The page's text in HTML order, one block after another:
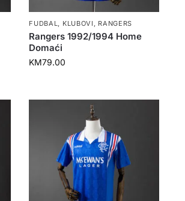
FUDBAL KLUBOVI RANGERS
Rangers 1992/1994 Home
Domaći
KM79.00